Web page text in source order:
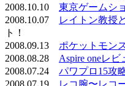
2008.10.10 東京ゲームシ
2008.10.07
レイトン教授
ト！
2008.09.13 ポケットモン
2008.08.28 Aspire oneレビ
2008.07.24 パワプロ15攻
2008.07.19
レコ腕〜レコ